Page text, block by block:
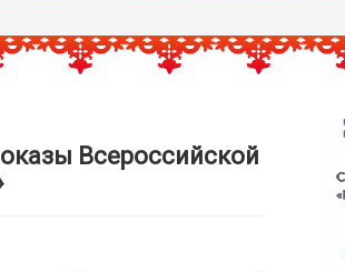
Всероссийской